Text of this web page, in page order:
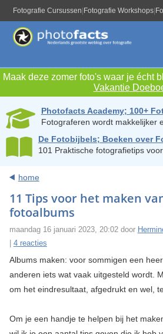
Fotografie Cursussen Fotografie Workshops
Maak deze zomer foto's waar je écht
Vakantie
Photofacts Academy; 100+
Fotograferen wordt makkelijker
De Fotobijbels; Boeken over
101 Praktische fotografietips
home
11 Tips voor het maken
fotoalbums
maandag 16 januari 2023, 20:02 door
4 reacties
Albums maken: voor sommigen een
anderen iets wat vaak uitgesteld wordt.
om het eindresultaat, afgedrukt en wel,
Om je een handje te helpen bij het